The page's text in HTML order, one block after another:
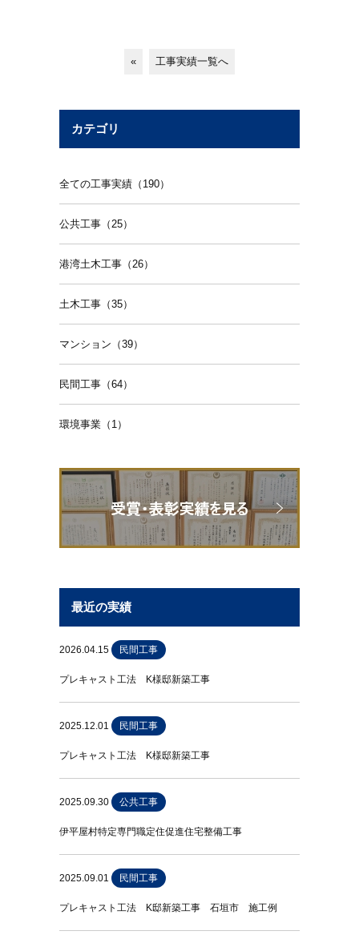
« 工事実績一覧へ
カテゴリ
全ての工事実績（190）
公共工事（25）
港湾土木工事（26）
土木工事（35）
マンション（39）
民間工事（64）
環境事業（1）
最近の実績
2026.04.15 民間工事
プレキャスト工法 K様邸新築工事
2025.12.01 民間工事
プレキャスト工法 K様邸新築工事
2025.09.30 公共工事
伊平屋村特定専門職定住促進住宅整備工事
2025.09.01 民間工事
プレキャスト工法 K邸新築工事 石垣市 施工例